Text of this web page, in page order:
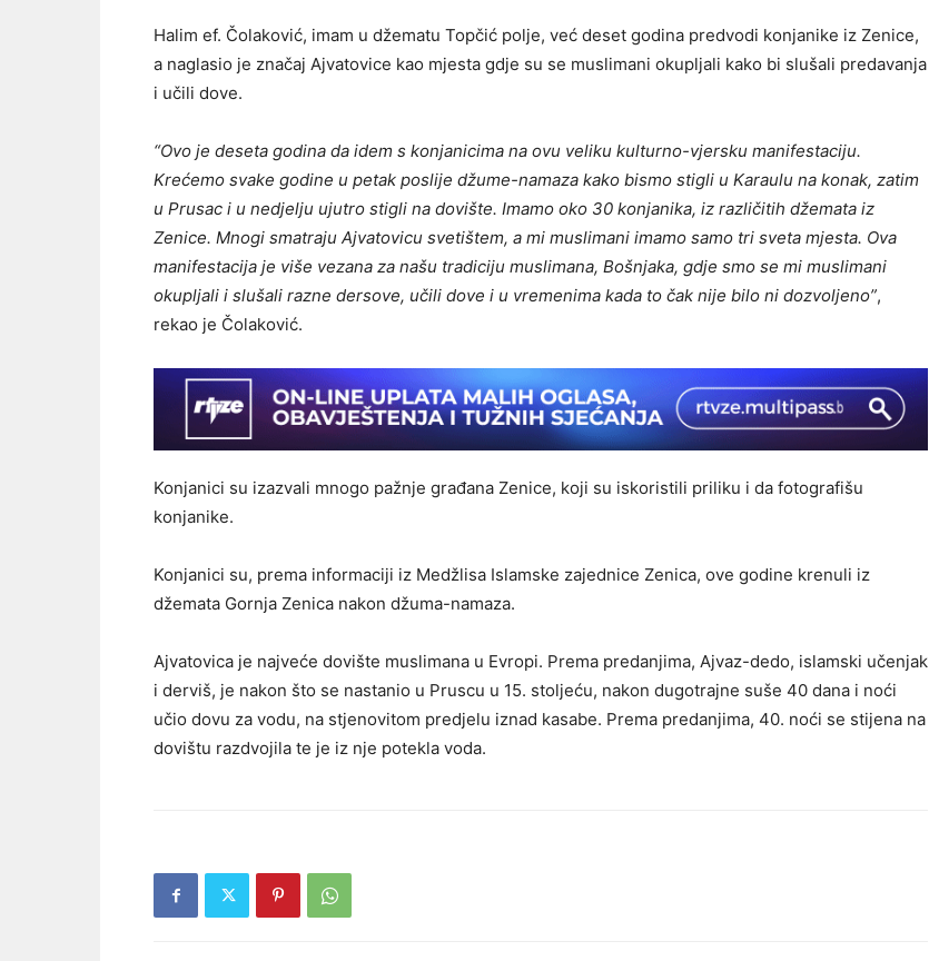
Halim ef. Čolaković, imam u džematu Topčić polje, već deset godina predvodi konjanike iz Zenice,
a naglasio je značaj Ajvatovice kao mjesta gdje su se muslimani okupljali kako bi slušali predavanja
i učili dove.
“Ovo je deseta godina da idem s konjanicima na ovu veliku kulturno-vjersku manifestaciju.
Krećemo svake godine u petak poslije džume-namaza kako bismo stigli u Karaulu na konak, zatim
u Prusac i u nedjelju ujutro stigli na dovište. Imamo oko 30 konjanika, iz različitih džemata iz
Zenice. Mnogi smatraju Ajvatovicu svetištem, a mi muslimani imamo samo tri sveta mjesta. Ova
manifestacija je više vezana za našu tradiciju muslimana, Bošnjaka, gdje smo se mi muslimani
okupljali i slušali razne dersove, učili dove i u vremenima kada to čak nije bilo ni dozvoljeno”,
rekao je Čolaković.
Konjanici su izazvali mnogo pažnje građana Zenice, koji su iskoristili priliku i da fotografišu
konjanike.
Konjanici su, prema informaciji iz Medžlisa Islamske zajednice Zenica, ove godine krenuli iz
džemata Gornja Zenica nakon džuma-namaza.
Ajvatovica je najveće dovište muslimana u Evropi. Prema predanjima, Ajvaz-dedo, islamski učenjak
i derviš, je nakon što se nastanio u Pruscu u 15. stoljeću, nakon dugotrajne suše 40 dana i noći
učio dovu za vodu, na stjenovitom predjelu iznad kasabe. Prema predanjima, 40. noći se stijena na
dovištu razdvojila te je iz nje potekla voda.